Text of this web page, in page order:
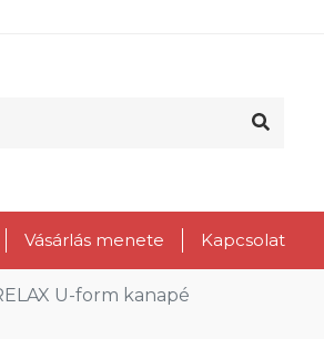
Vásárlás menete Kapcsolat
U-form kanapé